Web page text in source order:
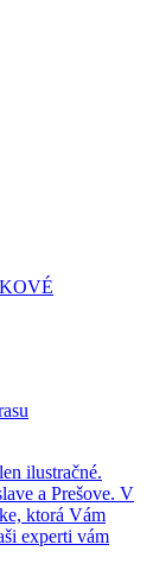
ilustračné.
a Prešove. V
ktorá Vám
experti vám